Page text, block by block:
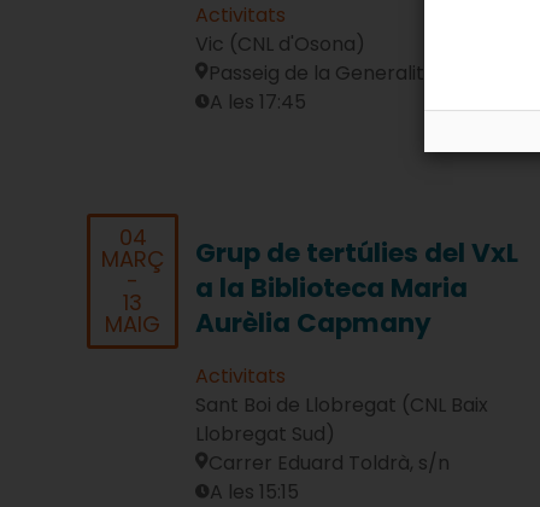
Activitats
Vic (CNL d'Osona)
Passeig de la Generalitat, 1
A les 17:45
04
MARÇ
-
13
MAIG
Grup de tertúlies del VxL
a la Biblioteca Maria
Aurèlia Capmany
Activitats
Sant Boi de Llobregat (CNL Baix
Llobregat Sud)
Carrer Eduard Toldrà, s/n
A les 15:15